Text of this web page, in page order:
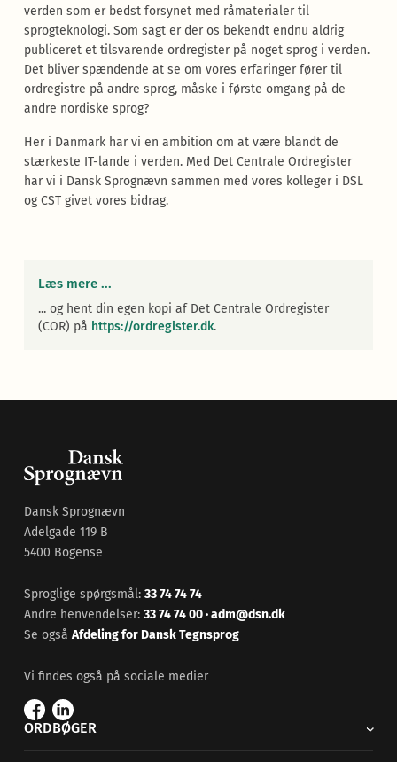
verden som er bedst forsynet med råmaterialer til
sprogteknologi. Som sagt er der os bekendt endnu aldrig
publiceret et tilsvarende ordregister på noget sprog i verden.
Det bliver spændende at se om vores erfaringer fører til
ordregistre på andre sprog, måske i første omgang på de
andre nordiske sprog?
Her i Danmark har vi en ambition om at være blandt de
stærkeste IT-lande i verden. Med Det Centrale Ordregister
har vi i Dansk Sprognævn sammen med vores kolleger i DSL
og CST givet vores bidrag.
Læs mere ...
... og hent din egen kopi af Det Centrale Ordregister
(COR) på https://ordregister.dk.
Dansk Sprognævn
Adelgade 119 B
5400 Bogense
Sproglige spørgsmål: 33 74 74 74
Andre henvendelser: 33 74 74 00·adm@dsn.dk
Se også Afdeling for Dansk Tegnsprog
Vi findes også på sociale medier
ORDBØGER